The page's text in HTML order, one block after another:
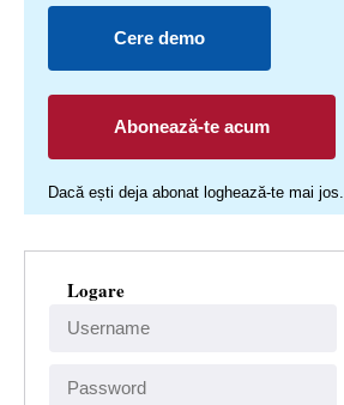
Cere demo
Abonează-te acum
Dacă ești deja abonat loghează-te mai jos.
Logare